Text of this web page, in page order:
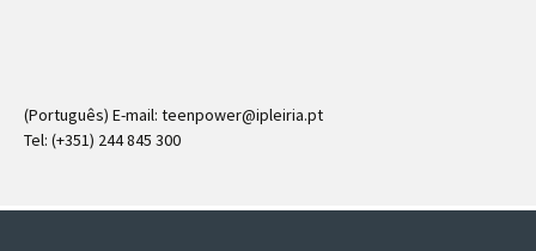
(Português) E-mail: teenpower@ipleiria.pt
Tel: (+351) 244 845 300